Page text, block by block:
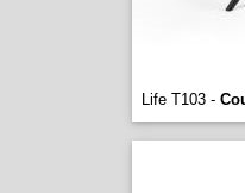
Life T103 -